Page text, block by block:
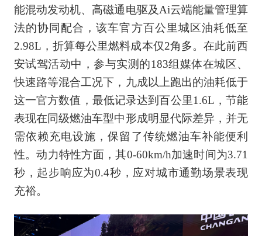
能混动发动机、高磁通电驱及Ai云端能量管理算
法的协同配合，该车官方百公里城区油耗低至
2.98L，折算每公里燃料成本仅2角多。在此前西
安试驾活动中，参与实测的183组媒体在城区、
快速路等混合工况下，九成以上跑出的油耗低于
这一官方数值，最低记录达到百公里1.6L，节能
表现在同级燃油车型中形成明显代际差异，并无
需依赖充电设施，保留了传统燃油车补能便利
性。动力特性方面，其0-60km/h加速时间为3.71
秒，起步响应为0.4秒，应对城市通勤场景表现
充裕。